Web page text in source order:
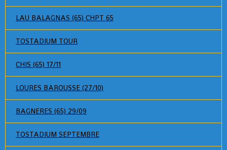
LAU BALAGNAS (65) CHPT 65
TOSTADIUM TOUR
CHIS (65) 17/11
LOURES BAROUSSE (27/10)
BAGNERES (65) 29/09
TOSTADIUM SEPTEMBRE